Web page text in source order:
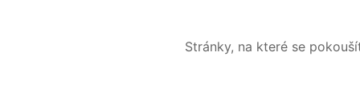
Stránky, na které se